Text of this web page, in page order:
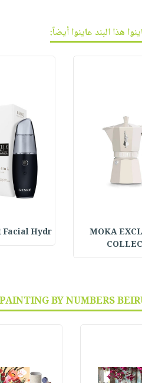
هذا البند عاينوا أيضاً:
MOKA
Hydr